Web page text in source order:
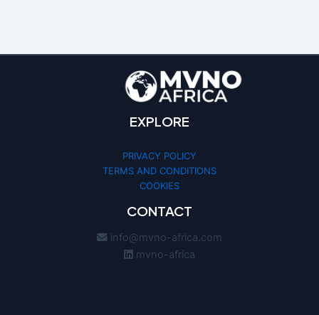
EXPLORE
PRIVACY POLICY
TERMS AND CONDITIONS
COOKIES
CONTACT
info@mvno-africa.com
mvno-africa